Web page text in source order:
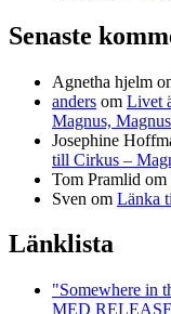
Senaste
Agnetha hjelm
anders om Livet
Magnus, Magnus
Josephine
till Cirkus –
Tom Pramlid om
Sven om Länka
Länklista
"Somewhere in
MED